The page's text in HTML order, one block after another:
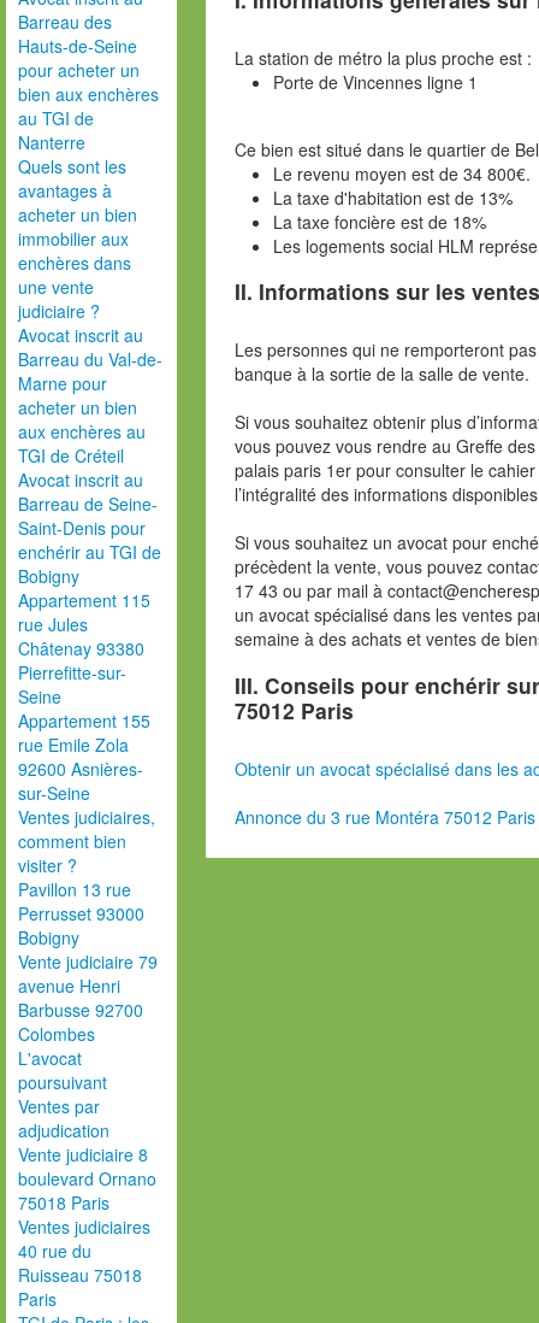
Barreau des
Hauts-de-Seine
pour acheter un
bien aux enchères
au TGI de
Nanterre
Quels sont les
avantages à
acheter un bien
immobilier aux
enchères dans
une vente
judiciaire ?
Avocat inscrit au
Barreau du Val-de-
Marne pour
acheter un bien
aux enchères au
TGI de Créteil
Avocat inscrit au
Barreau de Seine-
Saint-Denis pour
enchérir au TGI de
Bobigny
Appartement 115
rue Jules
Châtenay 93380
Pierrefitte-sur-
Seine
Appartement 155
rue Emile Zola
92600 Asnières-
sur-Seine
Ventes judiciaires,
comment bien
visiter ?
Pavillon 13 rue
Perrusset 93000
Bobigny
Vente judiciaire 79
avenue Henri
Barbusse 92700
Colombes
L'avocat
poursuivant
Ventes par
adjudication
Vente judiciaire 8
boulevard Ornano
75018 Paris
Ventes judiciaires
40 rue du
Ruisseau 75018
Paris
La station de métro la plus proche est :
Porte de Vincennes ligne 1
Ce bien est situé dans le quartier de
Le revenu moyen est de 34 800€.
La taxe d'habitation est de 13%
La taxe foncière est de 18%
Les logements social HLM
II. Informations sur les
Les personnes qui ne remporteront
banque à la sortie de la salle de vente.
Si vous souhaitez obtenir plus
vous pouvez vous rendre au Greffe
palais paris 1er pour consulter le
l’intégralité des informations
Si vous souhaitez un avocat pour
précèdent la vente, vous pouvez
17 43 ou par mail à
un avocat spécialisé dans les ventes
semaine à des achats et ventes de
III. Conseils pour enchérir
75012 Paris
Obtenir un avocat spécialisé dans les
Annonce du 3 rue Montéra 75012 Paris